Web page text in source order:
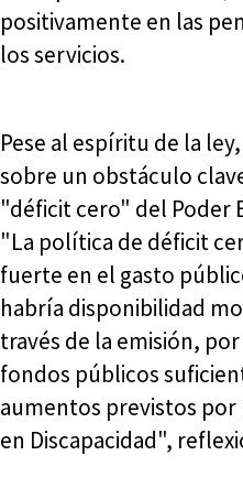
positivamente en las
los servicios.
Pese al espíritu de la
sobre un obstáculo
"déficit cero" del Poder
"La política de déficit
fuerte en el gasto
habría disponibilidad
través de la emisión,
fondos públicos
aumentos previstos por
en Discapacidad",